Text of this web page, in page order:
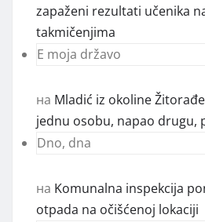
zapaženi rezultati učenika
takmičenjima
E moja državo
на Mladić iz okoline
jednu osobu, napao drugu,
Dno, dna
на Komunalna inspekcija
otpada na očišćenoj lokaciji